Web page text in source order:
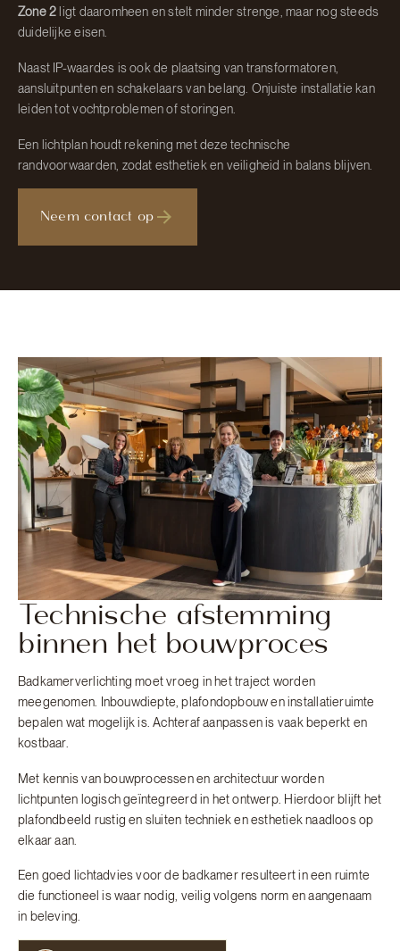
Zone 2 ligt daaromheen en stelt minder strenge, maar nog steeds
duidelijke eisen.
Naast IP-waardes is ook de plaatsing van transformatoren,
aansluitpunten en schakelaars van belang. Onjuiste installatie kan
leiden tot vochtproblemen of storingen.
Een lichtplan houdt rekening met deze technische
randvoorwaarden, zodat esthetiek en veiligheid in balans blijven.
Neem contact op
Technische afstemming
binnen het bouwproces
Badkamerverlichting moet vroeg in het traject worden
meegenomen. Inbouwdiepte, plafondopbouw en installatieruimte
bepalen wat mogelijk is. Achteraf aanpassen is vaak beperkt en
kostbaar.
Met kennis van bouwprocessen en architectuur worden
lichtpunten logisch geïntegreerd in het ontwerp. Hierdoor blijft het
plafondbeeld rustig en sluiten techniek en esthetiek naadloos op
elkaar aan.
Een goed lichtadvies voor de badkamer resulteert in een ruimte
die functioneel is waar nodig, veilig volgens norm en aangenaam
in beleving.